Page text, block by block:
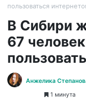
пользоваться
В Сибири
67
Анжелика
1 минута